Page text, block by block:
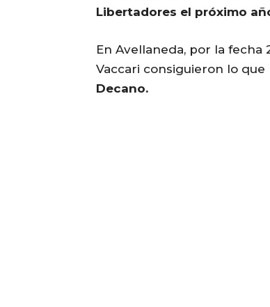
Libertadores el próximo
En Avellaneda, por la fecha
Vaccari consiguieron lo que
Decano.